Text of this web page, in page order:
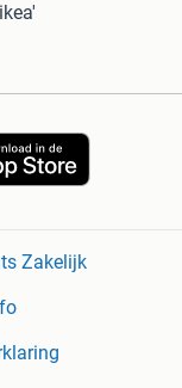
Zakelijk